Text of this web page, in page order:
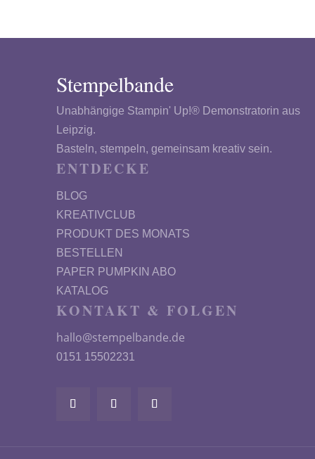
Stempelbande
Unabhängige Stampin' Up!® Demonstratorin aus
Leipzig.
Basteln, stempeln, gemeinsam kreativ sein.
ENTDECKE
BLOG
KREATIVCLUB
PRODUKT DES MONATS
BESTELLEN
PAPER PUMPKIN ABO
KATALOG
KONTAKT & FOLGEN
hallo@stempelbande.de
0151 15502231